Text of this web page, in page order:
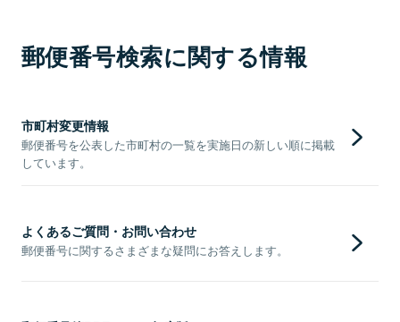
郵便番号検索に関する情報
市町村変更情報
郵便番号を公表した市町村の一覧を実施日の新しい順に掲載
しています。
よくあるご質問・お問い合わせ
郵便番号に関するさまざまな疑問にお答えします。